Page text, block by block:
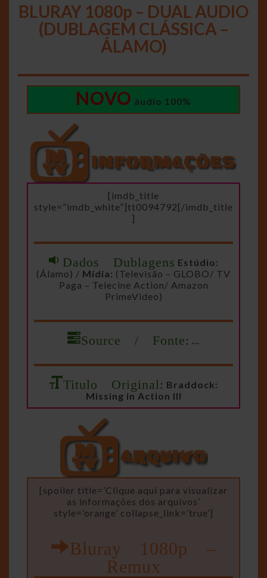
BLURAY 1080p – DUAL AUDIO
(DUBLAGEM CLÁSSICA –
ÁLAMO)
NOVO áudio 100%
[imdb_title
style=”imdb_white”]tt0094792[/imdb_title
]
Dados Dublagens Estúdio:
(Álamo) / Mídia: (Televisão – GLOBO/ TV
Paga – Telecine Action/ Amazon
PrimeVideo)
Source / Fonte:
Titulo Original: Braddock:
Missing in Action III
[spoiler title=’Clique aqui para visualizar
as informações dos arquivos’
style=’orange’ collapse_link=’true’]
Bluray 1080p –
Remux